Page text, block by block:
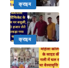
क्राइम
क्राइम